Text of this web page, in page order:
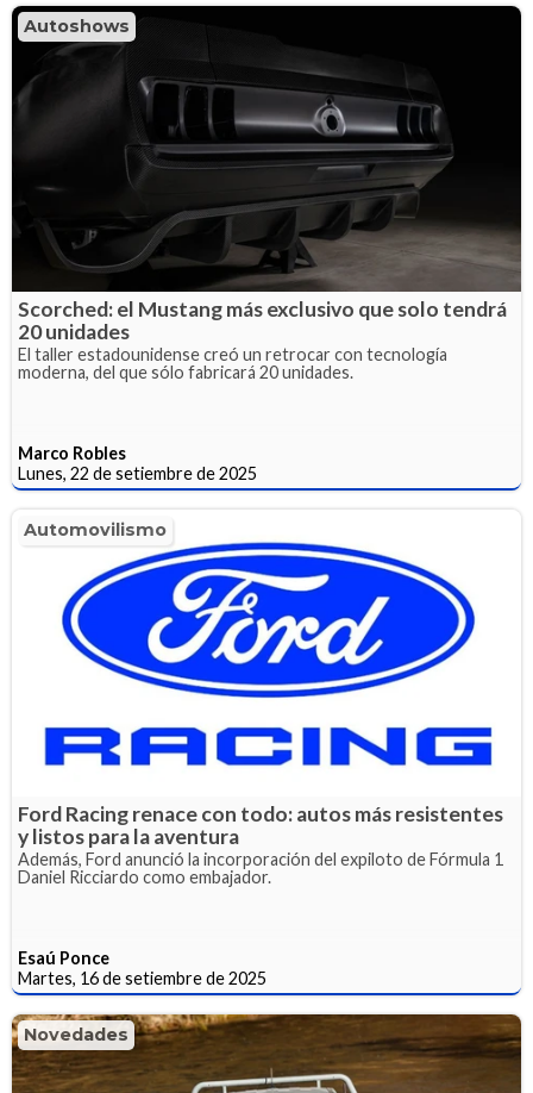
Autoshows
Scorched: el Mustang más exclusivo que solo tendrá
20 unidades
El taller estadounidense creó un retrocar con tecnología
moderna, del que sólo fabricará 20 unidades.
Marco Robles
Lunes, 22 de setiembre de 2025
Automovilismo
Ford Racing renace con todo: autos más resistentes
y listos para la aventura
Además, Ford anunció la incorporación del expiloto de Fórmula 1
Daniel Ricciardo como embajador.
Esaú Ponce
Martes, 16 de setiembre de 2025
Novedades